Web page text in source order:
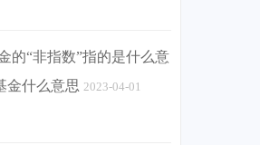
的“非指数”指的是什么意
金什么意思 2023-04-01